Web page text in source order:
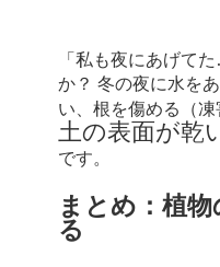
「私も夜にあげて
か？ 冬の夜に水を
い、根を傷める（
土の表面が乾
です。
まとめ：植
る